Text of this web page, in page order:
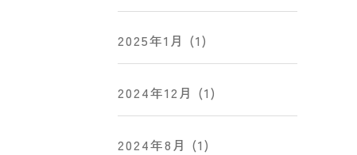
2025年1月 (1)
2024年12月 (1)
2024年8月 (1)